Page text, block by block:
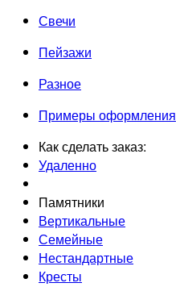
Свечи
Пейзажи
Разное
Примеры оформления
Как сделать заказ:
Удаленно
Памятники
Вертикальные
Семейные
Нестандартные
Кресты